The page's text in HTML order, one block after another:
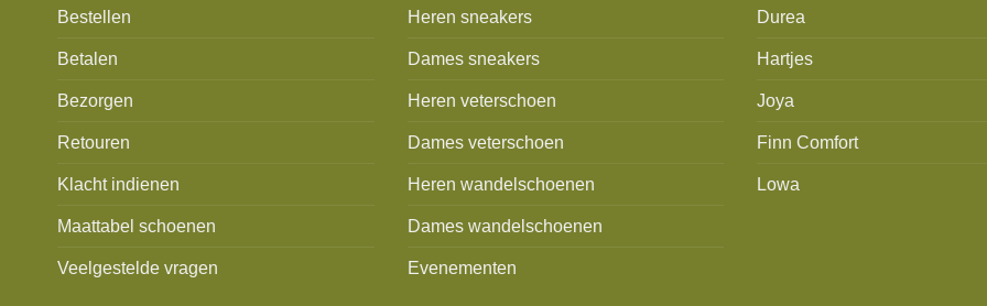
Bestellen
Betalen
Bezorgen
Retouren
Klacht indienen
Maattabel schoenen
Veelgestelde vragen
Heren sneakers
Dames sneakers
Heren veterschoen
Dames veterschoen
Heren wandelschoenen
Dames wandelschoenen
Evenementen
Durea
Hartjes
Joya
Finn Comfort
Lowa